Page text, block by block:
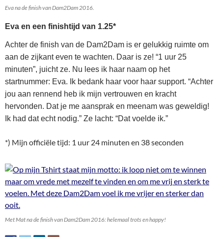
Eva na de finish van Dam2Dam 2016.
Eva en een finishtijd van 1.25*
Achter de finish van de Dam2Dam is er gelukkig ruimte om
aan de zijkant even te wachten. Daar is ze! “1 uur 25
minuten”, juicht ze. Nu lees ik haar naam op het
startnummer: Eva. Ik bedank haar voor haar support. “Achter
jou aan rennend heb ik mijn vertrouwen en kracht
hervonden. Dat je me aansprak en meenam was geweldig!
Ik had dat echt nodig.” Ze lacht: “Dat voelde ik.”
*) Mijn officiële tijd: 1 uur 24 minuten en 38 seconden
Met Mat na de finish van Dam2Dam 2016: helemaal trots en happy!